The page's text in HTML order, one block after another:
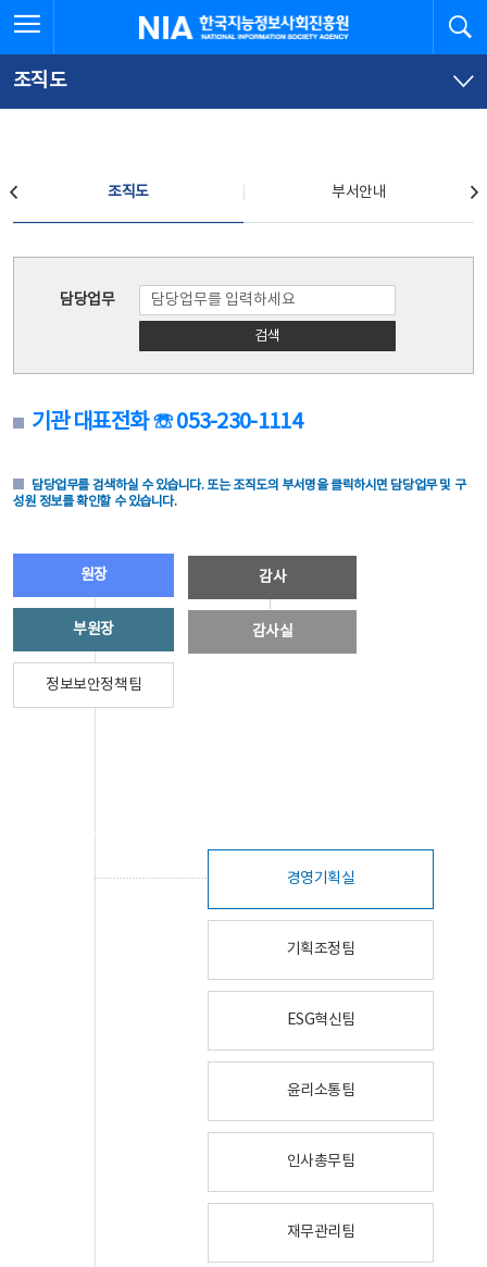
문
로
가
체
뉴
바
가
한국지능정보사회진흥원
조직도
조직도 부서안내
담당업무
검색
기관 대표전화 ☏ 053-230-1114
담당업무를 검색하실 수 있습니다. 또는 조직도의 부서명을 클릭하시면 담당업무 및 구
성원 정보를 확인할 수 있습니다.
원장
부원장
정보보안정책팀
감사
감사실
경영기획실
기획조정팀
ESG혁신팀
윤리소통팀
인사총무팀
재무관리팀